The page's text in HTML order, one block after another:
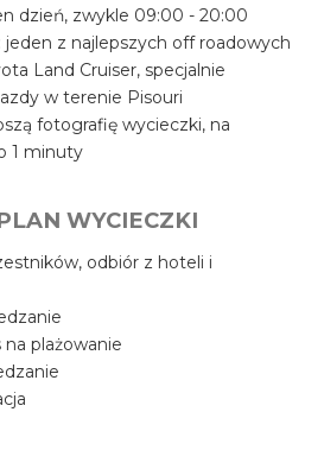
dzień, zwykle 09:00 - 20:00
jeden z najlepszych off roadowych
Land Cruiser, specjalnie
w terenie Pisouri
fotografię wycieczki, na
1 minuty
WYCIECZKI
odbiór z hoteli i
na plażowanie